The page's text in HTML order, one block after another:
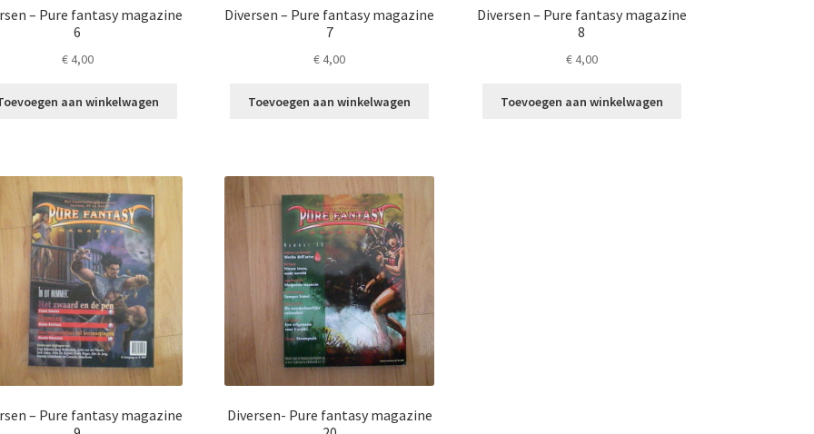
– Pure fantasy magazine
6
€4,00
aan winkelwagen
Diversen – Pure fantasy magazine
7
€4,00
Toevoegen aan winkelwagen
Diversen – Pure fantasy magazine
8
€4,00
Toevoegen aan winkelwagen
– Pure fantasy magazine
Diversen- Pure fantasy magazine